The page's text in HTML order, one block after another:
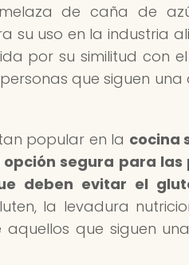
de caña de
su uso en la industria
por su similitud con
que siguen una
popular en la cocina
segura para las
deben evitar el
la levadura
que siguen